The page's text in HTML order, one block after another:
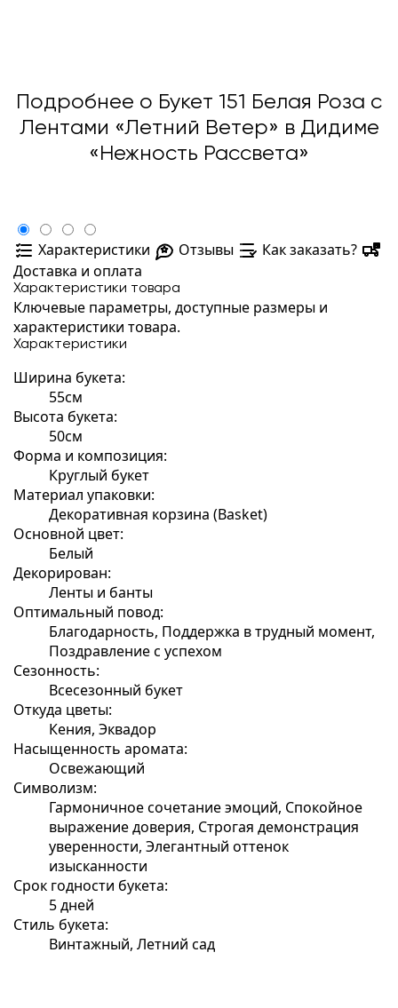
Подробнее о Букет 151 Белая Роза с
Лентами «Летний Ветер» в Дидиме
«Нежность Рассвета»
Характеристики Отзывы
Как заказать?
Доставка и оплата
Характеристики товара
Ключевые параметры, доступные размеры и
характеристики товара.
Характеристики
Ширина букета:
55см
Высота букета:
50см
Форма и композиция:
Круглый букет
Материал упаковки:
Декоративная корзина (Basket)
Основной цвет:
Белый
Декорирован:
Ленты и банты
Оптимальный повод:
Благодарность, Поддержка в трудный момент,
Поздравление с успехом
Сезонность:
Всесезонный букет
Откуда цветы:
Кения, Эквадор
Насыщенность аромата:
Освежающий
Символизм:
Гармоничное сочетание эмоций, Спокойное
выражение доверия, Строгая демонстрация
уверенности, Элегантный оттенок
изысканности
Срок годности букета:
5 дней
Стиль букета:
Винтажный, Летний сад